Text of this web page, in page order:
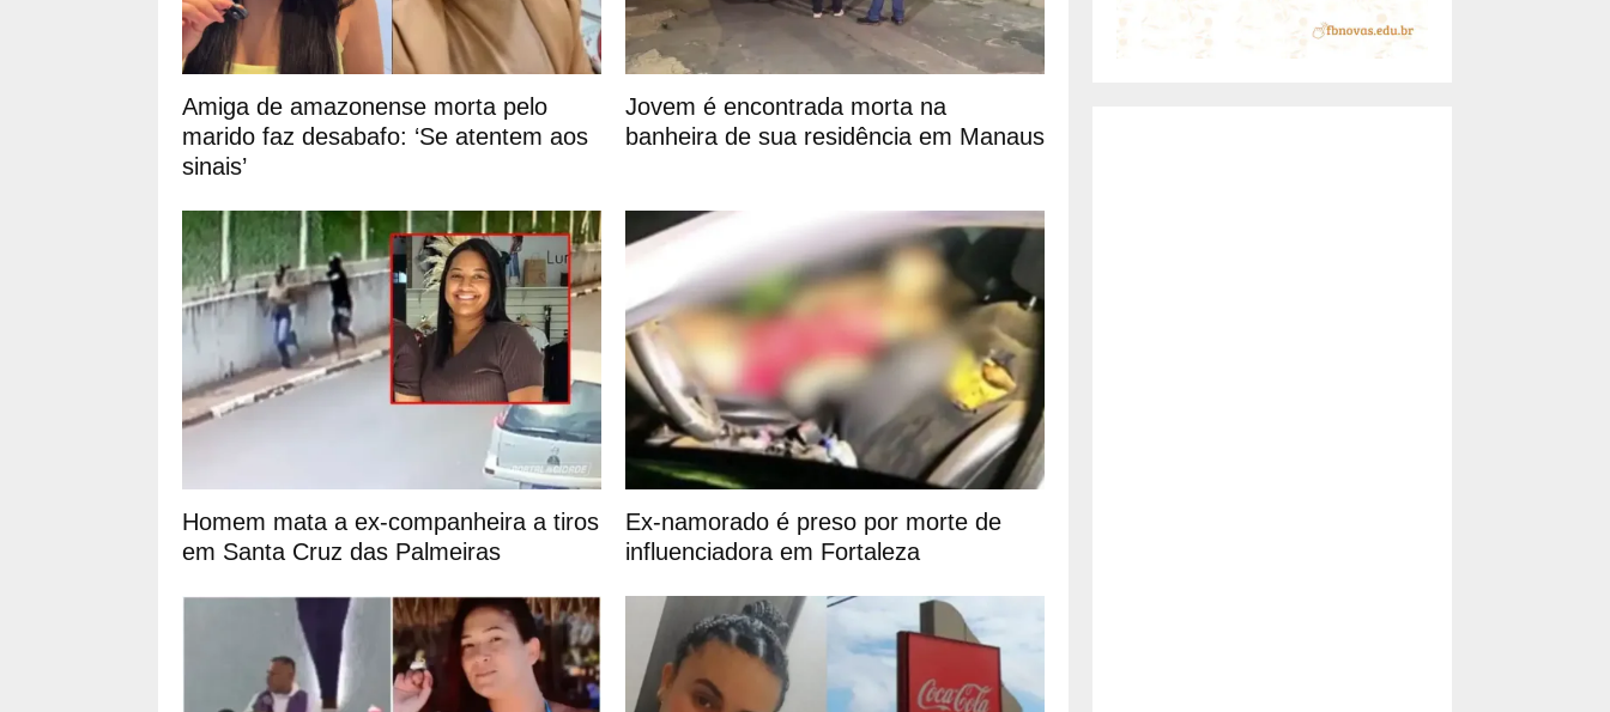
Amiga de amazonense morta pelo
marido faz desabafo: ‘Se atentem aos
sinais’
Jovem é encontrada morta na
banheira de sua residência em Manaus
Homem mata a ex-companheira a tiros
em Santa Cruz das Palmeiras
Ex-namorado é preso por morte de
influenciadora em Fortaleza